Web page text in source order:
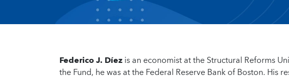
Federico J. Díezis an economist at the Structural Reforms
the Fund, he was at the Federal Reserve Bank of Boston. His